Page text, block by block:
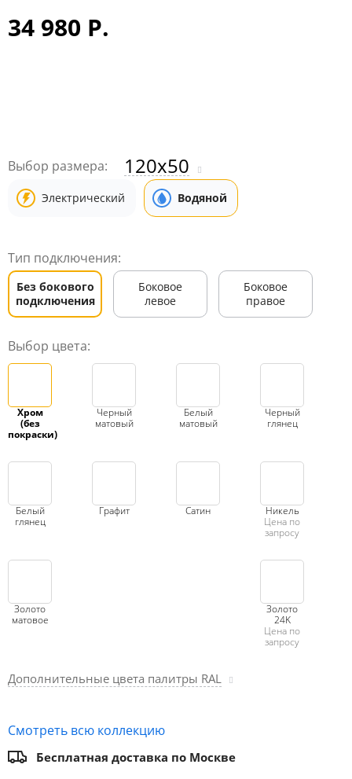
34 980 Р.
Выбор размера: 120x50
Электрический Водяной
Тип подключения:
Без бокового
подключения
Боковое
левое
Боковое
правое
Выбор цвета:
Хром
(без
покраски)
Черный
матовый
Белый
матовый
Черный
глянец
Белый
глянец
Графит Сатин
Никель
Цена по
запросу
Золото
матовое
Золото
24K
Цена по
запросу
Дополнительные цвета палитры RAL
Смотреть всю коллекцию
Бесплатная доставка по Москве